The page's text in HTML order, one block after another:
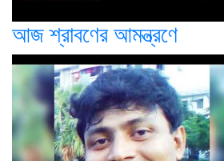
আজ শ্রাবণের আমন্ত্রণে